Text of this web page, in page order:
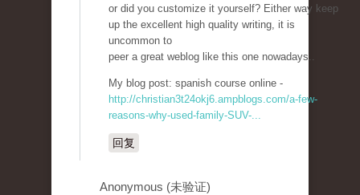
or did you customize it yourself? Either way keep
up the excellent high quality writing, it is
uncommon to
peer a great weblog like this one nowadays..
My blog post: spanish course online -
http://christian3t24okj6.ampblogs.com/a-few-
reasons-why-used-family-SUV-...
回复
Anonymous (未验证)